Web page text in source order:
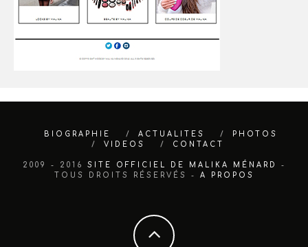
BIOGRAPHIE ACTUALITES
PHOTOS
VIDEOS
CONTACT
2009 - 2016 SITE OFFICIEL DE MALIKA MÉNARD
-
TOUS DROITS RÉSERVÉS - A PROPOS